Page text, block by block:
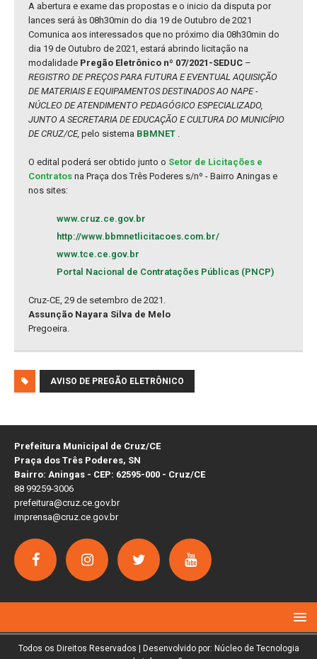
A abertura e exame das propostas e o inicio da disputa por
lances será às 08h30min do dia 19 de Outubro de 2021
Comunica aos interessados que no próximo dia 08h30min do
dia 19 de Outubro de 2021, estará abrindo licitação na
modalidade Pregão Eletrônico nº 07/2021-SEDUC –
REGISTRO DE PREÇOS PARA FUTURA E EVENTUAL AQUISIÇÃO
DE MATERIAIS E EQUIPAMENTOS DESTINADOS AO NAPE -
NÚCLEO DE ATENDIMENTO PEDAGÓGICO ESPECIALIZADO,
JUNTO A SECRETARIA DE EDUCAÇÃO E CULTURA DO MUNICÍPIO
DE CRUZ/CE, pelo sistema BBMNET .
O edital poderá ser obtido junto o Setor de Licitações e
Contratos na Praça dos Três Poderes s/nº - Bairro Aningas e
nos sites:
www.cruz.ce.gov.br
http://www.bbmnetlicitacoes.com.br/
www.tce.ce.gov.br
Portal Nacional de Contratações Públicas (PNCP)
Cruz-CE, 29 de setembro de 2021.
Assunção Nayara Silva de Melo
Pregoeira.
AVISO DE PREGÃO ELETRÔNICO
Prefeitura Municipal de Cruz/CE
Praça dos Três Poderes, SN
Bairro: Aningas - CEP: 62595-000 - Cruz/CE
88 99259-3006
prefeitura@cruz.ce.gov.br
imprensa@cruz.ce.gov.br
Todos os Direitos Reservados | Desenvolvido por: Núcleo de Tecnologia